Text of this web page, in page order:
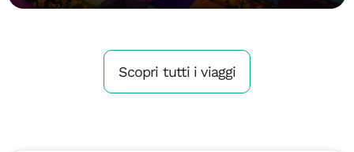
Scopri tutti i viaggi